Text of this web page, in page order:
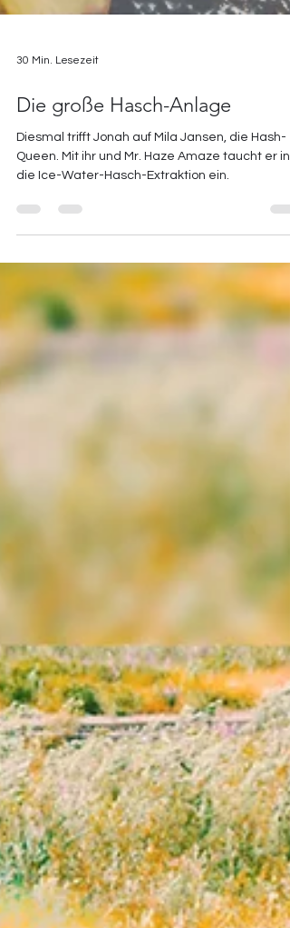
Die große Hasch-Anlage
Diesmal trifft Jonah auf Mila Jansen, die Hash-
die Ice-Water-Hasch-Extraktion ein.